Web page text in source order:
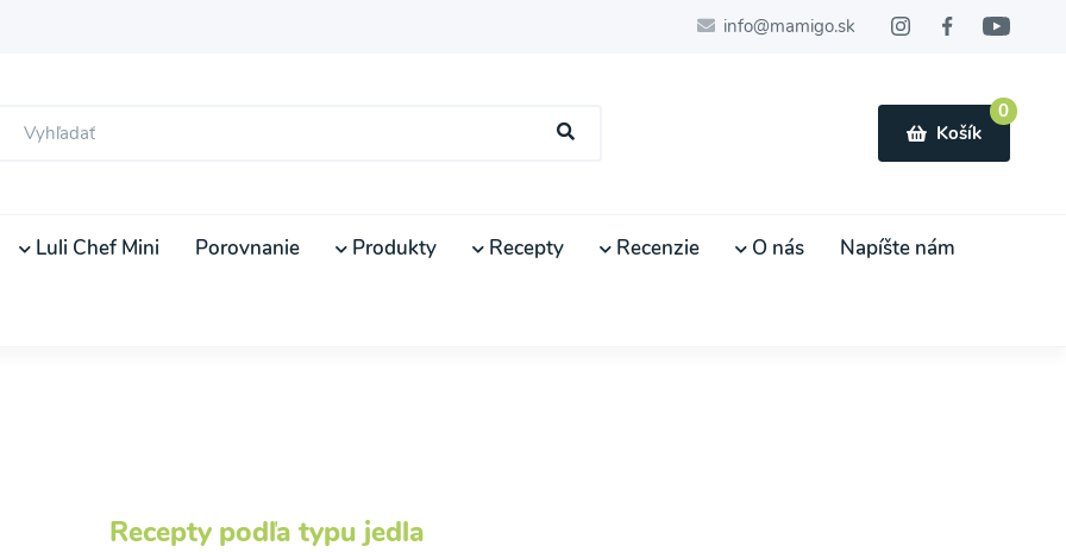
info@mamigo.sk
0
Košík
Luli Chef Mini Porovnanie Produkty Recepty Recenzie O nás Napíšte nám
Recepty podľa typu jedla